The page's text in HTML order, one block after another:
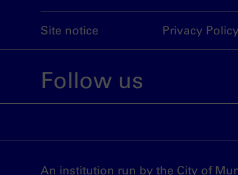
Site notice Privacy Policy
Follow us
An institution run by the City of